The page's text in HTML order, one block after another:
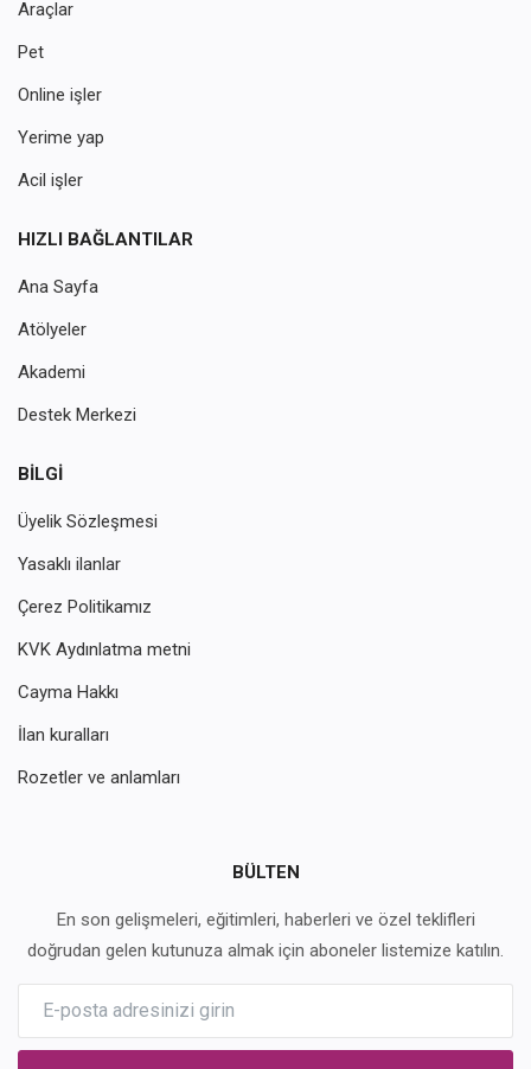
Araçlar
Pet
Online işler
Yerime yap
Acil işler
HIZLI BAĞLANTILAR
Ana Sayfa
Atölyeler
Akademi
Destek Merkezi
BILGI
Üyelik Sözleşmesi
Yasaklı ilanlar
Çerez Politikamız
KVK Aydınlatma metni
Cayma Hakkı
İlan kuralları
Rozetler ve anlamları
BÜLTEN
En son gelişmeleri, eğitimleri, haberleri ve özel teklifleri
doğrudan gelen kutunuza almak için aboneler listemize katılın.